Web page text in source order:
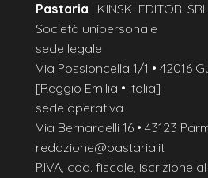
Pastaria | KINSKI EDITORI SRL
Società unipersonale
sede legale
Via Possioncella 1/1 • 42016
[Reggio Emilia • Italia]
sede operativa
Via Bernardelli 16 • 43123
redazione@pastaria.it
P.IVA, cod. fiscale, iscrizione